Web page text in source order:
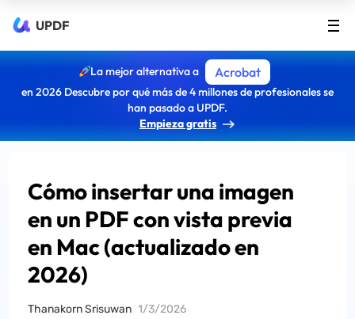
UPDF
La mejor alternativa a Acrobat
en 2026 Descubre por qué más de 4 millones de profesionales se
han pasado a UPDF.
Empieza gratis
Cómo insertar una imagen
en un PDF con vista previa
en Mac (actualizado en
2026)
Thanakorn Srisuwan 1/3/2026